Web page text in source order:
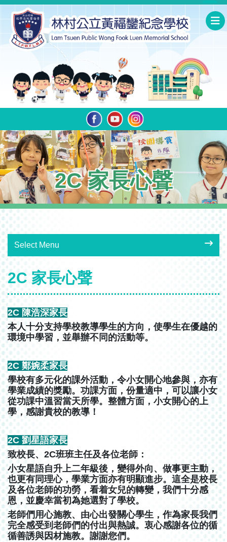
2C 家長心聲
Select Menu
2C 家長心聲
2C 陳浩深家長
本人十分支持學校教導學生的方向，使學生在優越的
環境中學習，並舉辦不同的活動等。
2C 鄭婉柔家長
學校有多元化的課外活動，令小女開心地參與，亦有
學業成績的獎勵。功課方面，份量適中，可以讓小女
從功課中溫習當天所學。整體方面，小女開心的上
學，感謝貴校的教導！
2C 劉星語家長
致校長、2C班班主任及各位老師：
小女星語自升上二年級後，變得外向、做事更主動，
也更有同理心，學業方面亦有明顯進步。這全是校長
及各位老師的功勞，看着女兒的轉變，我們十分感
恩，並慶幸當初為她選對了學校。
老師們用心施教、由心出發關心學生，作為家長我們
完全感受到老師們的付出與熱誠。衷心感謝各位的循
循善誘與因材施教。謝謝您們。